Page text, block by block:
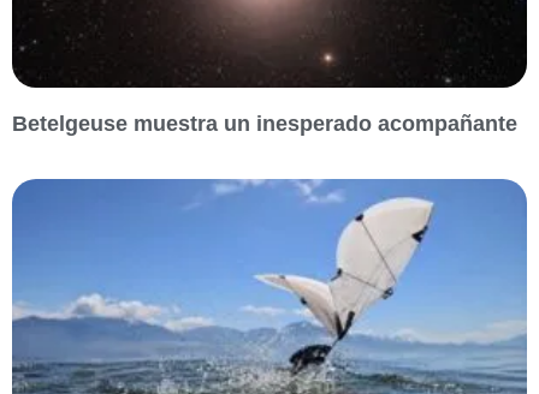
Betelgeuse muestra un inesperado acompañante